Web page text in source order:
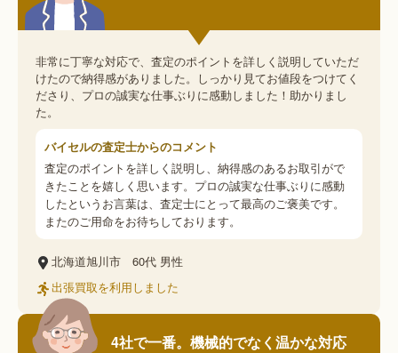
非常に丁寧な対応で、査定のポイントを詳しく説明していただ
けたので納得感がありました。しっかり見てお値段をつけてく
ださり、プロの誠実な仕事ぶりに感動しました！助かりまし
た。
バイセルの査定士からのコメント
査定のポイントを詳しく説明し、納得感のあるお取引がで
きたことを嬉しく思います。プロの誠実な仕事ぶりに感動
したというお言葉は、査定士にとって最高のご褒美です。
またのご用命をお待ちしております。
北海道旭川市 60代 男性
出張買取を利用しました
4社で一番。機械的でなく温かな対応